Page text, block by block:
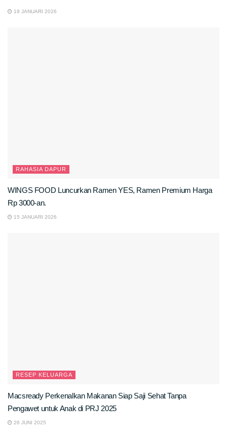
19 JANUARI 2026
RAHASIA DAPUR
WINGS FOOD Luncurkan Ramen YES, Ramen Premium Harga
Rp 3000-an.
15 JANUARI 2026
RESEP KELUARGA
Macsready Perkenalkan Makanan Siap Saji Sehat Tanpa
Pengawet untuk Anak di PRJ 2025
26 JUNI 2025